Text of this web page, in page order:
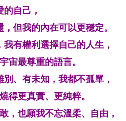
的自己，
但我的內在可以更穩定。
有權利選擇自己的人生，
宙最尊重的語言。
、有未知，我都不孤單，
得更真實、更純粹。
，也願我不忘溫柔、自由，